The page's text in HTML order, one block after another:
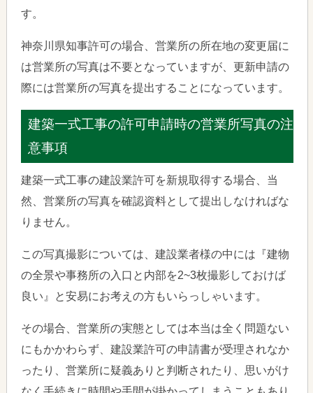
す。
神奈川県知事許可の場合、営業所の所在地の変更届に
は営業所の写真は不要となっていますが、更新申請の
際には営業所の写真を提出することになっています。
建築一式工事の許可申請時の営業所写真の注
意事項
建築一式工事の建設業許可を新規取得する場合、当
然、営業所の写真を確認資料として提出しなければな
りません。
この写真撮影については、建設業者様の中には『建物
の全景や事務所の入口と内部を2~3枚撮影しておけば
良い』と安易にお考えの方もいらっしゃいます。
その場合、営業所の実態としては本当は全く問題ない
にもかかわらず、建設業許可の申請書が受理されなか
ったり、営業所に疑義ありと判断されたり、思いがけ